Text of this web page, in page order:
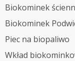
Biokominek
Biokominek
Piec na biopaliwo
Wkład